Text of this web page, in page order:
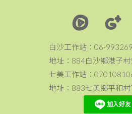
白沙工作站：06-
地址：884白沙鄉港子
七美工作站：
地址：883七美鄉平和